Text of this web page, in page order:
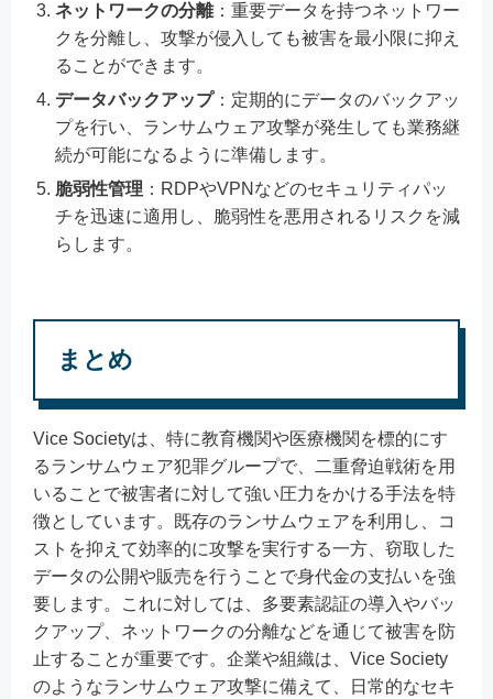
ネットワークの分離：重要データを持つネットワー
クを分離し、攻撃が侵入しても被害を最小限に抑え
ることができます。
データバックアップ：定期的にデータのバックアッ
プを行い、ランサムウェア攻撃が発生しても業務継
続が可能になるように準備します。
脆弱性管理 ：RDPやVPNなどのセキュリティパッ
チを迅速に適用し、脆弱性を悪用されるリスクを減
らします。
まとめ
Vice Societyは、特に教育機関や医療機関を標的にす
るランサムウェア犯罪グループで、二重脅迫戦術を用
いることで被害者に対して強い圧力をかける手法を特
徴としています。既存のランサムウェアを利用し、コ
ストを抑えて効率的に攻撃を実行する一方、窃取した
データの公開や販売を行うことで身代金の支払いを強
要します。これに対しては、多要素認証の導入やバッ
クアップ、ネットワークの分離などを通じて被害を防
止することが重要です。企業や組織は、Vice Society
のようなランサムウェア攻撃に備えて、日常的なセキ